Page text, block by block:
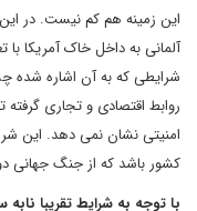
این زمینه هم کم نیست. در
آلمانی به داخل خاک آمریکا
شرایطی که به آن اشاره شده
روابط اقتصادی و تجاری
امنیتی نشان نمی دهد. این
کشور باشد که از جنگ جهانی
با توجه به شرایط تقریبا